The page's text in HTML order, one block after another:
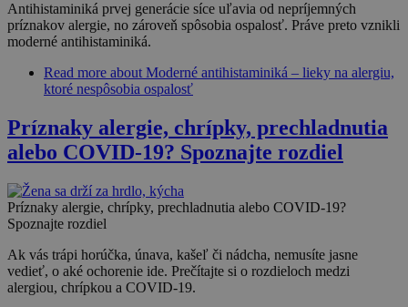
Antihistaminiká prvej generácie síce uľavia od nepríjemných
príznakov alergie, no zároveň spôsobia ospalosť. Práve preto vznikli
moderné antihistaminiká.
Read more about Moderné antihistaminiká – lieky na alergiu,
ktoré nespôsobia ospalosť
Príznaky alergie, chrípky, prechladnutia
alebo COVID-19? Spoznajte rozdiel
Príznaky alergie, chrípky, prechladnutia alebo COVID-19?
Spoznajte rozdiel
Ak vás trápi horúčka, únava, kašeľ či nádcha, nemusíte jasne
vedieť, o aké ochorenie ide. Prečítajte si o rozdieloch medzi
alergiou, chrípkou a COVID-19.